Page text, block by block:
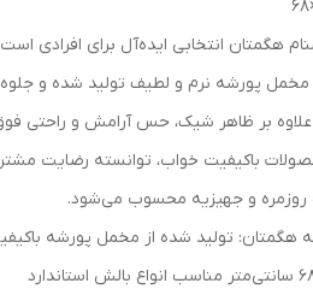
هگمتان انتخابی ایده‌آل برای افرادی
مخمل پورشه نرم و لطیف تولید شده
بر ظاهر شیک، حس آرامش و راحتی
باکیفیت خواب، توانسته رضایت
روزمره و جهیزیه محسوب می‌شود.
هگمتان: تولید شده از مخمل پورشه